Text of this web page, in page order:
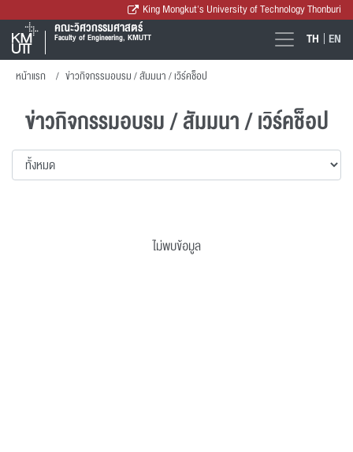
King Mongkut's University of Technology Thonburi
คณะวิศวกรรมศาสตร์
Faculty of Engineering, KMUTT TH EN
หน้าแรก ข่าวกิจกรรมอบรม / สัมมนา / เวิร์คช็อป
ข่าวกิจกรรมอบรม / สัมมนา / เวิร์คช็อป
ไม่พบข้อมูล